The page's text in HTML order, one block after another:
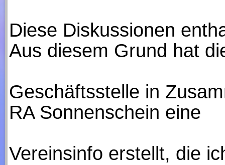
Diese Diskussionen
Aus diesem Grund hat
Geschäftsstelle in
RA Sonnenschein eine
Vereinsinfo erstellt, die